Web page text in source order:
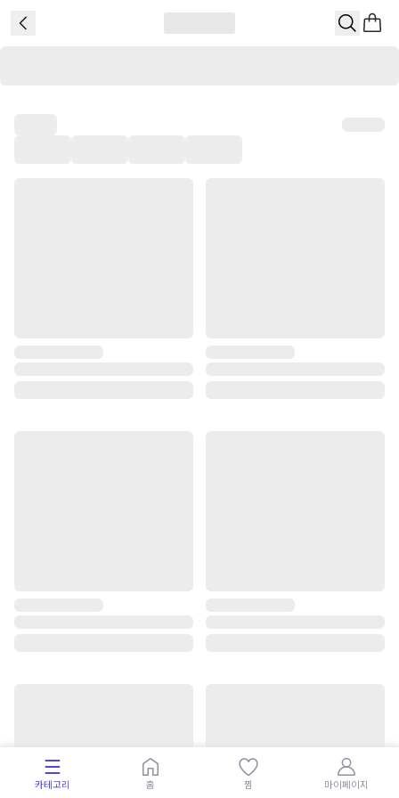
카테고리 홈 찜 마이페이지